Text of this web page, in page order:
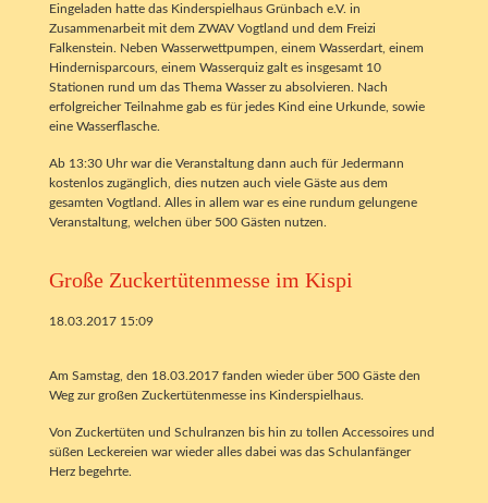
Eingeladen hatte das Kinderspielhaus Grünbach e.V. in
Zusammenarbeit mit dem ZWAV Vogtland und dem Freizi
Falkenstein. Neben Wasserwettpumpen, einem Wasserdart, einem
Hindernisparcours, einem Wasserquiz galt es insgesamt 10
Stationen rund um das Thema Wasser zu absolvieren. Nach
erfolgreicher Teilnahme gab es für jedes Kind eine Urkunde, sowie
eine Wasserflasche.
Ab 13:30 Uhr war die Veranstaltung dann auch für Jedermann
kostenlos zugänglich, dies nutzen auch viele Gäste aus dem
gesamten Vogtland. Alles in allem war es eine rundum gelungene
Veranstaltung, welchen über 500 Gästen nutzen.
Große Zuckertütenmesse im Kispi
18.03.2017 15:09
Am Samstag, den 18.03.2017 fanden wieder über 500 Gäste den
Weg zur großen Zuckertütenmesse ins Kinderspielhaus.
Von Zuckertüten und Schulranzen bis hin zu tollen Accessoires und
süßen Leckereien war wieder alles dabei was das Schulanfänger
Herz begehrte.